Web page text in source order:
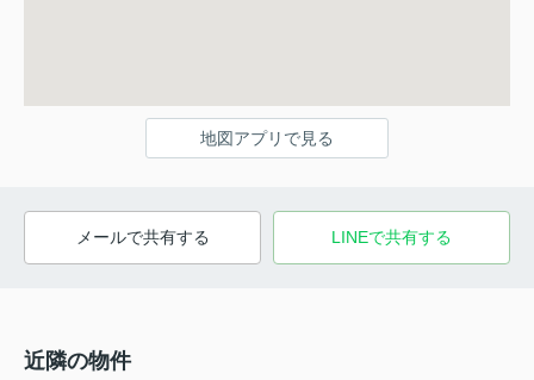
地図アプリで見る
メールで共有する LINEで共有する
近隣の物件